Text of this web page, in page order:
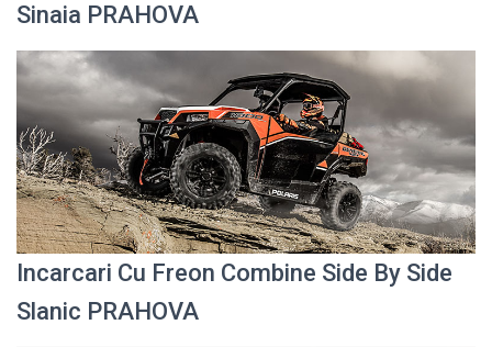
Sinaia PRAHOVA
Incarcari Cu Freon Combine Side By Side
Slanic PRAHOVA